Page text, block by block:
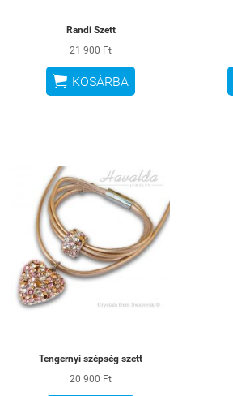
Randi Szett
21 900 Ft
 KOSÁRBA
Tengernyi szépség szett
20 900 Ft